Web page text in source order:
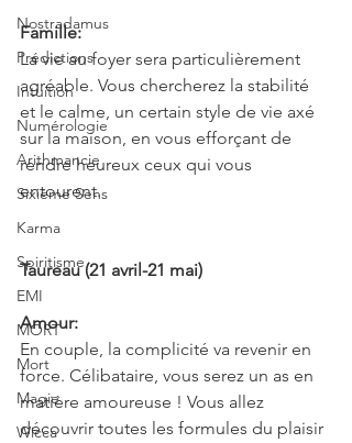
Nostradamus
Prédictions
Intuition
Numérologie
Arithmancie
Sixième Sens
Karma
Spiritisme
EMI
MORT
Mort
Magie
Wicca
Famille:
La vie au foyer sera particulièrement
agréable. Vous chercherez la stabilité
et le calme, un certain style de vie axé
sur la maison, en vous efforçant de
rendre heureux ceux qui vous
entourent.
Taureau (21 avril-21 mai)
Amour:
En couple, la complicité va revenir en
force. Célibataire, vous serez un as en
matière amoureuse ! Vous allez
découvrir toutes les formules du plaisir